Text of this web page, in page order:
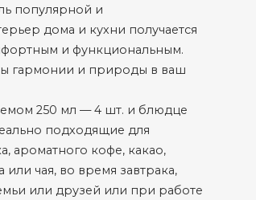
популярной и
дома и кухни получается
и функциональным.
гармонии и природы в ваш
250 мл — 4 шт. и блюдце
подходящие для
ароматного кофе, какао,
чая, во время завтрака,
или друзей или при работе